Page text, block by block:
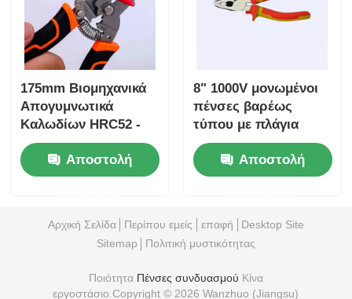
175mm Βιομηχανικά
Απογυμνωτικά
Καλωδίων HRC52 -
Συμπαγές
Πολυεργαλείο
Αποστολή
8" 1000V μονωμένοι
πένσες βαρέως
τύπου με πλάγια
κοπή - HRC 62
Αποστολή
Αρχική Σελίδα Περίπου εμείς επαφή
Desktop Site
Sitemap
Πολιτική μυστικότητας
Ποιότητα Πένσες συνδυασμού Κίνα
εργοστάσιο.Copyright © 2026 Wanzhuo (Jiangsu)